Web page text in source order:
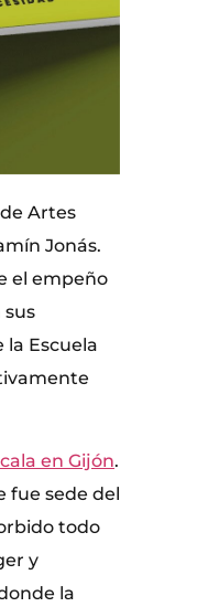
Artes
Jonás.
el empeño
sus
Escuela
en Gijón.
fue sede del
todo
y
la